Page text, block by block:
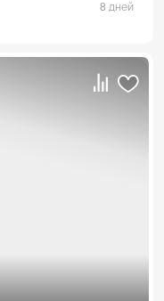
8 дней